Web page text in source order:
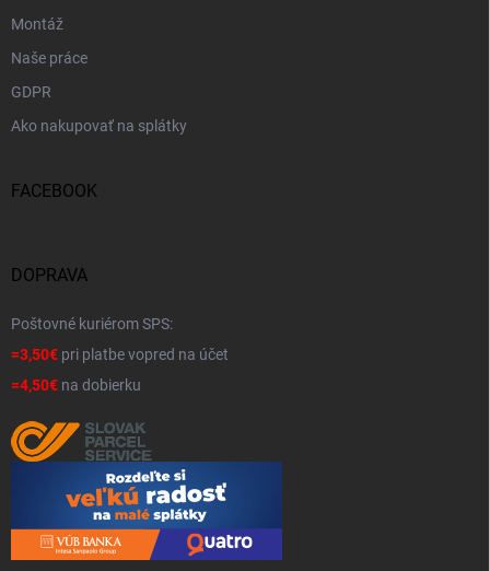
Montáž
Naše práce
GDPR
Ako nakupovať na splátky
FACEBOOK
DOPRAVA
Poštovné kuriérom SPS:
=3,50€ pri platbe vopred na účet
=4,50€ na dobierku